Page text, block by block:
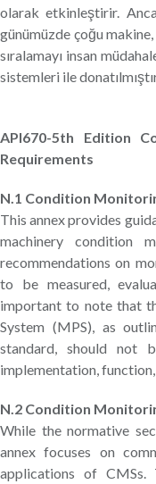
olarak etkinleştirir.
günümüzde çoğu
sıralamayı insan
sistemleri ile
API670-5th Edition
Requirements
N.1 Condition
This annex provides
machinery condition
recommendations on
to be measured,
important to note that
System (MPS), as
standard, should not
implementation,
N.2 Condition
While the normative
annex focuses on
applications of